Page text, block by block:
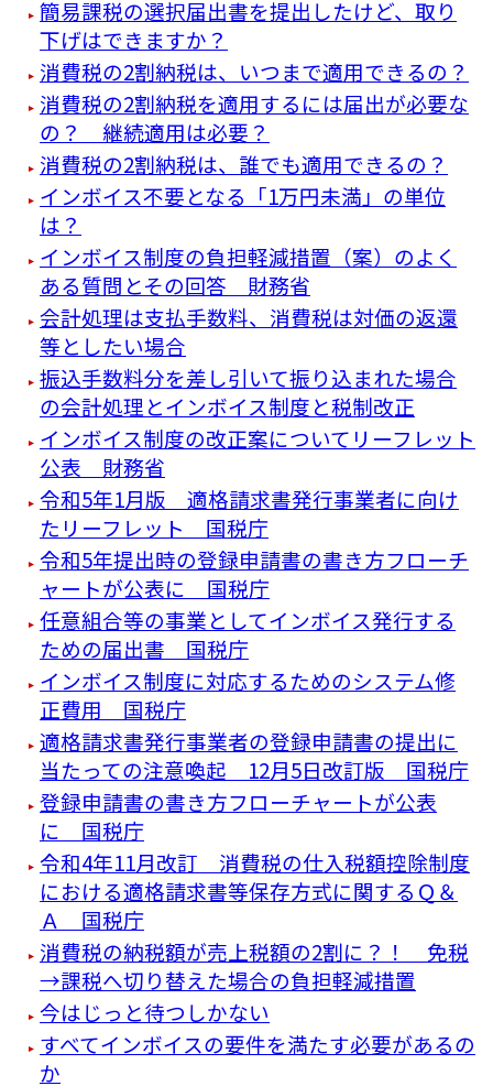
簡易課税の選択届出書を提出したけど、取り
下げはできますか？
消費税の2割納税は、いつまで適用できるの？
消費税の2割納税を適用するには届出が必要な
の？ 継続適用は必要？
消費税の2割納税は、誰でも適用できるの？
インボイス不要となる「1万円未満」の単位
は？
インボイス制度の負担軽減措置（案）のよく
ある質問とその回答 財務省
会計処理は支払手数料、消費税は対価の返還
等としたい場合
振込手数料分を差し引いて振り込まれた場合
の会計処理とインボイス制度と税制改正
インボイス制度の改正案についてリーフレット
公表 財務省
令和5年1月版 適格請求書発行事業者に向け
たリーフレット 国税庁
令和5年提出時の登録申請書の書き方フローチ
ャートが公表に 国税庁
任意組合等の事業としてインボイス発行する
ための届出書 国税庁
インボイス制度に対応するためのシステム修
正費用 国税庁
適格請求書発行事業者の登録申請書の提出に
当たっての注意喚起 12月5日改訂版 国税庁
登録申請書の書き方フローチャートが公表
に 国税庁
令和4年11月改訂 消費税の仕入税額控除制度
における適格請求書等保存方式に関するＱ＆
Ａ 国税庁
消費税の納税額が売上税額の2割に？！ 免税
→課税へ切り替えた場合の負担軽減措置
今はじっと待つしかない
すべてインボイスの要件を満たす必要があるの
か